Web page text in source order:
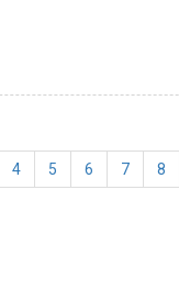
4 5 6 7 8